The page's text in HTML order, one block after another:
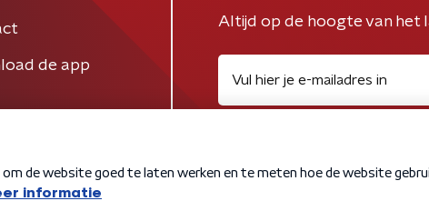
de app
Altijd op de hoogte van het